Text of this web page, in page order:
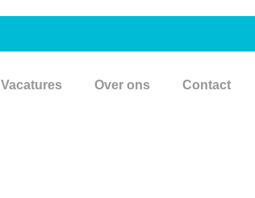
Vacatures Over ons Contact